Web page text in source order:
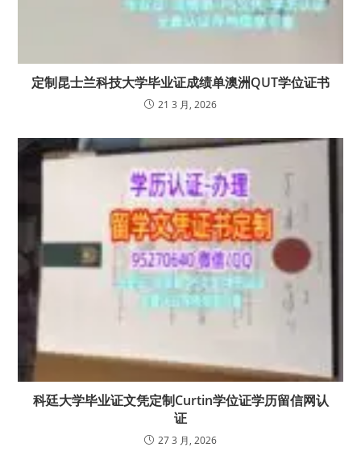
定制昆士兰科技大学毕业证成绩单澳洲QUT学位证书
21 3 月, 2026
科廷大学毕业证文凭定制Curtin学位证学历留信网认
证
27 3 月, 2026